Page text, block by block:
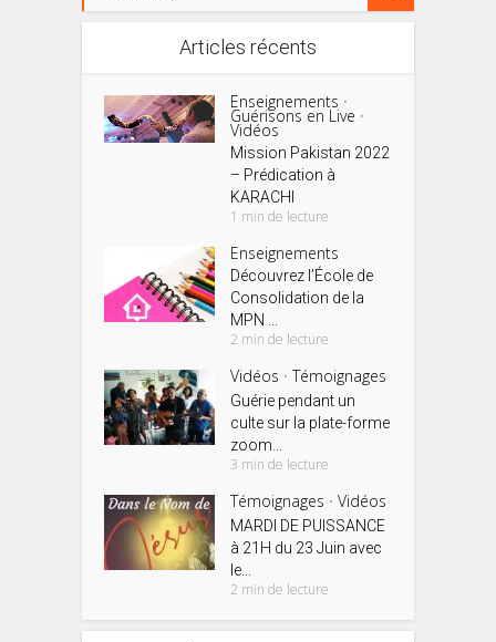
Articles récents
Enseignements •
Guérisons en Live •
Vidéos
Mission Pakistan 2022
– Prédication à
KARACHI
1 min de lecture
Enseignements
Découvrez l’École de
Consolidation de la
MPN ...
2 min de lecture
Vidéos • Témoignages
Guérie pendant un
culte sur la plate-forme
zoom...
3 min de lecture
Témoignages • Vidéos
MARDI DE PUISSANCE
à 21H du 23 Juin avec
le...
2 min de lecture